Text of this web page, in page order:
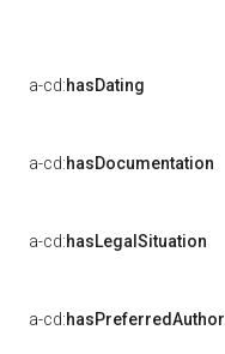
a-cd:hasDating
a-cd:hasDocumentation
a-cd:hasLegalSituation
a-cd:hasPreferredAuthor